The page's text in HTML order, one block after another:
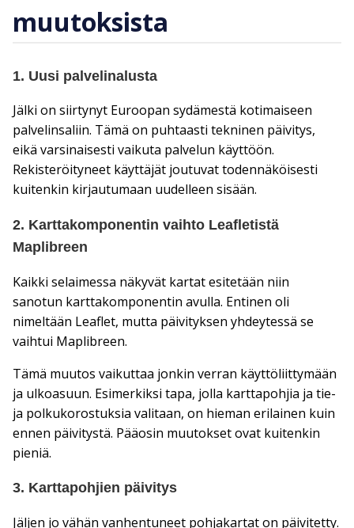
muutoksista
1. Uusi palvelinalusta
Jälki on siirtynyt Euroopan sydämestä kotimaiseen
palvelinsaliin. Tämä on puhtaasti tekninen päivitys,
eikä varsinaisesti vaikuta palvelun käyttöön.
Rekisteröityneet käyttäjät joutuvat todennäköisesti
kuitenkin kirjautumaan uudelleen sisään.
2. Karttakomponentin vaihto Leafletistä
Maplibreen
Kaikki selaimessa näkyvät kartat esitetään niin
sanotun karttakomponentin avulla. Entinen oli
nimeltään Leaflet, mutta päivityksen yhdeytessä se
vaihtui Maplibreen.
Tämä muutos vaikuttaa jonkin verran käyttöliittymään
ja ulkoasuun. Esimerkiksi tapa, jolla karttapohjia ja tie-
ja polkukorostuksia valitaan, on hieman erilainen kuin
ennen päivitystä. Pääosin muutokset ovat kuitenkin
pieniä.
3. Karttapohjien päivitys
Jäljen jo vähän vanhentuneet pohjakartat on päivitetty.